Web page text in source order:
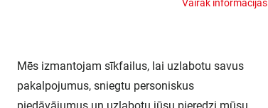
Inform
Vairāk informācijas
Mēs izmantojam sīkfailus, lai uzlabotu savus
pakalpojumus, sniegtu personiskus